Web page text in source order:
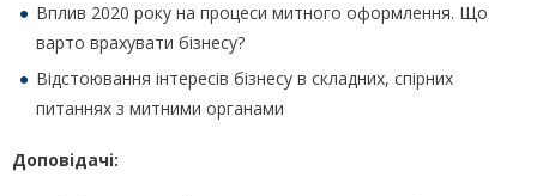
Вплив 2020 року на процеси митного оформлення. Що
варто врахувати бізнесу?
Відстоювання інтересів бізнесу в складних, спірних
питаннях з митними органами
Доповідачі: